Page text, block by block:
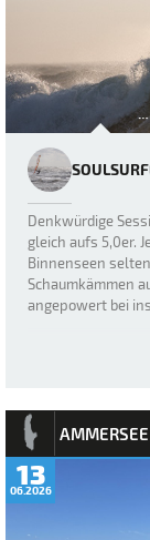
Denkwürdige
gleich aufs 5,0er.
Binnenseen
Schaumkämmen
angepowert bei
AMMERSEE
13
06.2026